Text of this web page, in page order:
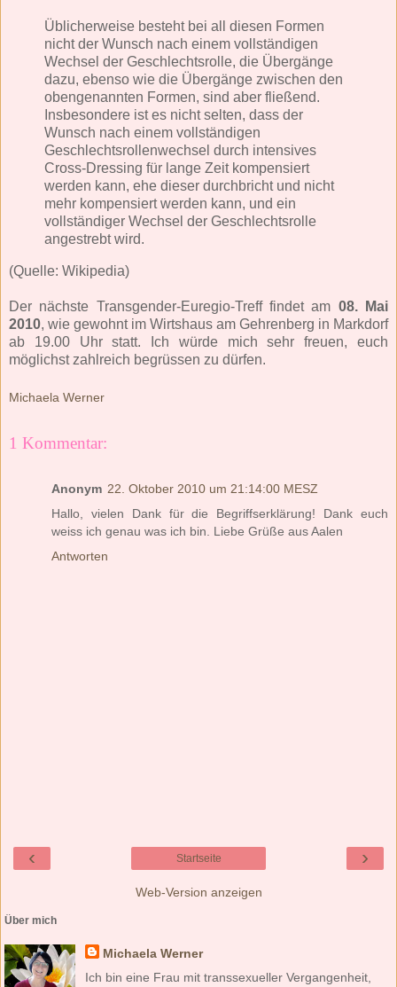
Üblicherweise besteht bei all diesen Formen
nicht der Wunsch nach einem vollständigen
Wechsel der Geschlechtsrolle, die Übergänge
dazu, ebenso wie die Übergänge zwischen den
obengenannten Formen, sind aber fließend.
Insbesondere ist es nicht selten, dass der
Wunsch nach einem vollständigen
Geschlechtsrollenwechsel durch intensives
Cross-Dressing für lange Zeit kompensiert
werden kann, ehe dieser durchbricht und nicht
mehr kompensiert werden kann, und ein
vollständiger Wechsel der Geschlechtsrolle
angestrebt wird.
(Quelle: Wikipedia)
Der nächste Transgender-Euregio-Treff findet am 08. Mai
2010, wie gewohnt im Wirtshaus am Gehrenberg in Markdorf
ab 19.00 Uhr statt. Ich würde mich sehr freuen, euch
möglichst zahlreich begrüssen zu dürfen.
Michaela Werner
1 Kommentar:
Anonym 22. Oktober 2010 um 21:14:00 MESZ
Hallo, vielen Dank für die Begriffserklärung! Dank euch
weiss ich genau was ich bin. Liebe Grüße aus Aalen
Antworten
‹ ›
Startseite
Web-Version anzeigen
Über mich
Michaela Werner
Ich bin eine Frau mit transsexueller Vergangenheit,